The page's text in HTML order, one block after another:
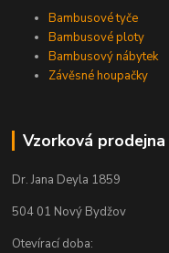
Bambusové tyče
Bambusové ploty
Bambusový nábytek
Závěsné houpačky
Vzorková prodejna
Dr. Jana Deyla 1859
504 01 Nový Bydžov
Otevírací doba: